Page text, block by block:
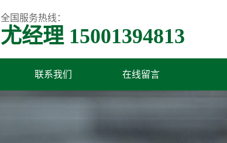
全国服务热线：
尤经理 15001394813
联系我们 在线留言